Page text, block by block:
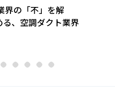
界の「不」を解
、空調ダクト業界